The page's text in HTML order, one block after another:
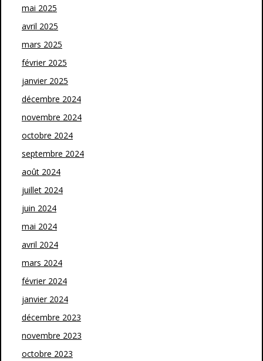
mai 2025
avril 2025
mars 2025
février 2025
janvier 2025
décembre 2024
novembre 2024
octobre 2024
septembre 2024
août 2024
juillet 2024
juin 2024
mai 2024
avril 2024
mars 2024
février 2024
janvier 2024
décembre 2023
novembre 2023
octobre 2023